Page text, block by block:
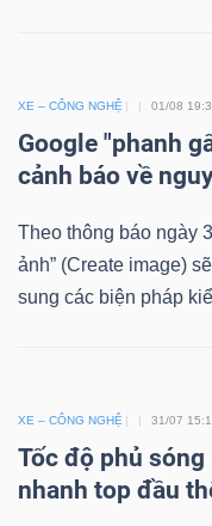
XE – CÔNG NGHỆ 01/08
Google "phanh
cảnh báo về
Theo thông báo ngày
ảnh” (Create image)
sung các biện pháp
XE – CÔNG NGHỆ 31/07
Tốc độ phủ
nhanh top đầu
Sách
tài
đầu
tư